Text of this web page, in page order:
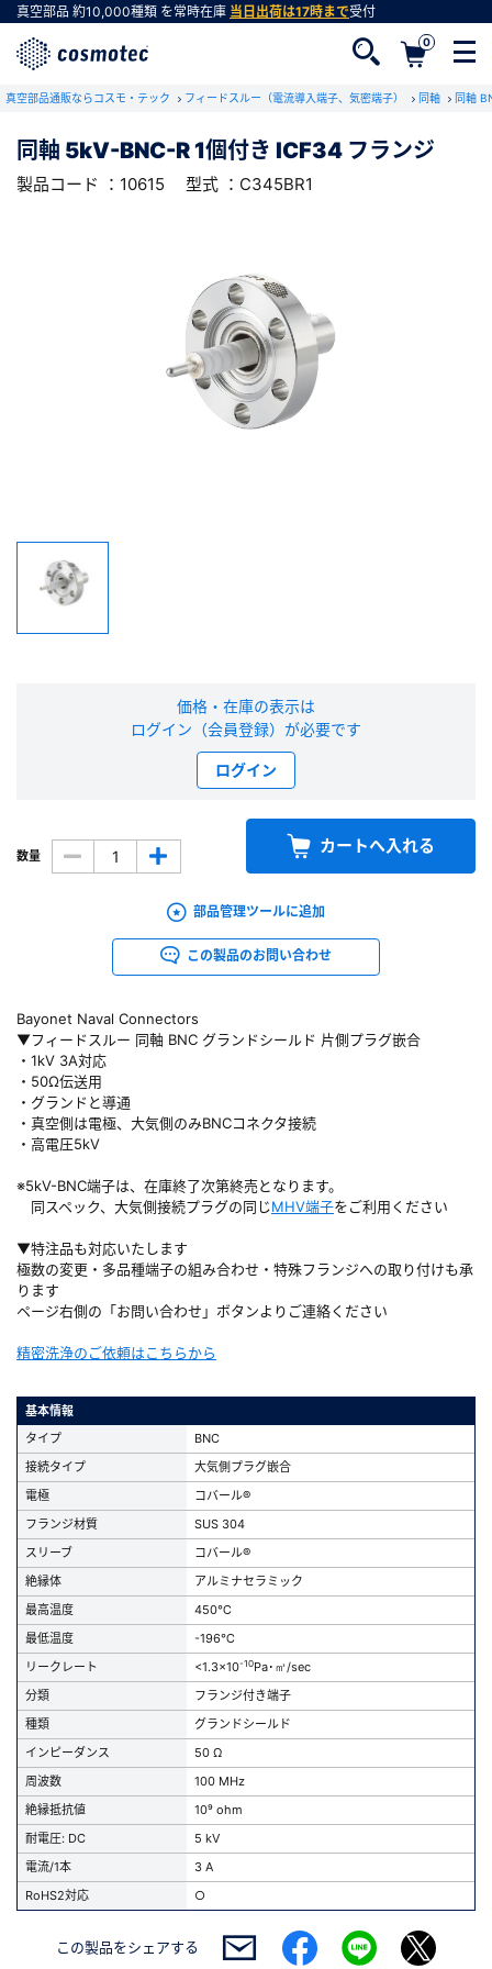
真空部品 約10,000種類 を常時在庫 当日出荷は17時まで受付
0
真空部品通販ならコスモ・テック フィードスルー（電流導入端子、気密端子） 同軸 同軸
同軸 5kV-BNC-R 1個付き ICF34 フランジ
製品コード ：10615 型式 ：C345BR1
Bayonet Naval Connectors
▼フィードスルー 同軸 BNC グランドシールド 片側プラグ嵌合
・1kV 3A対応
・50Ω伝送用
・グランドと導通
・真空側は電極、大気側のみBNCコネクタ接続
・高電圧5kV
※5kV-BNC端子は、在庫終了次第終売となります。
同スペック、大気側接続プラグの同じMHV端子をご利用ください
▼特注品も対応いたします
極数の変更・多品種端子の組み合わせ・特殊フランジへの取り付けも承
ります
ページ右側の「お問い合わせ」ボタンよりご連絡ください
精密洗浄のご依頼はこちらから
基本情報
タイプ
BNC
接続タイプ
大気側プラグ嵌合
電極
コバール®
フランジ材質
SUS 304
スリーブ
コバール®
絶縁体
アルミナセラミック
最高温度
450℃
最低温度
-196℃
リークレート
<1.3x10-10Pa･㎥/sec
分類
フランジ付き端子
種類
グランドシールド
インピーダンス
50 Ω
周波数
100 MHz
絶縁抵抗値
10⁹ ohm
耐電圧: DC
5 kV
電流/1本
3 A
RoHS2対応
○
価格・在庫の表示は
ログイン（会員登録）が必要です
ログイン
数量 カートへ入れる
部品管理ツールに追加
この製品のお問い合わせ
この製品をシェアする
RoHS2適合報告書のダウンロード
下記製品のRoHS2適合報告書のダウンロードをします。
同軸 5kV-BNC-R 1個付き ICF34 フランジ
会社・学校・研究機関名 必須
ダウンロードする
会員登録がお済みでない方
※新規会員登録をお申し込み頂いてから本登録となるまで、数日間かかる場合
があります。また当社の判断によりお断りする場合があります。
ログイン
パスワード再発行ページ